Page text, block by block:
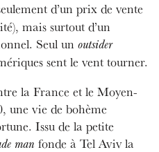
d’un prix de vente
mais surtout d’un
Seul un outsider
sent le vent tourner.
la France et le Moyen-
une vie de bohème
Issu de la petite
man fonde à Tel Aviv la